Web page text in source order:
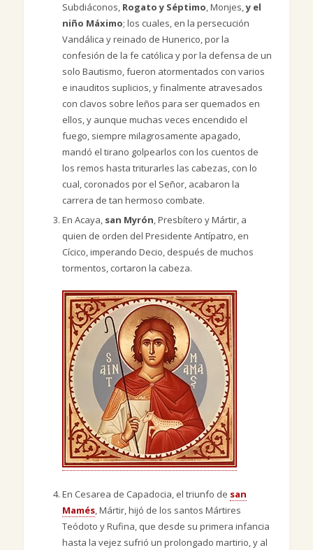
Subdiáconos, Rogato y Séptimo, Monjes,y el
niño Máximo; los cuales, en la persecución
Vandálica y reinado de Hunerico, por la
confesión de la fe católica y por la defensa de un
solo Bautismo, fueron atormentados con varios
e inauditos suplicios, y finalmente atravesados
con clavos sobre leños para ser quemados en
ellos, y aunque muchas veces encendido el
fuego, siempre milagrosamente apagado,
mandó el tirano golpearlos con los cuentos de
los remos hasta triturarles las cabezas, con lo
cual, coronados por el Señor, acabaron la
carrera de tan hermoso combate.
En Acaya, san Myrón, Presbítero y Mártir, a
quien de orden del Presidente Antípatro, en
Cícico, imperando Decio, después de muchos
tormentos, cortaron la cabeza.
En Cesarea de Capadocia, el triunfo de san
Mamés, Mártir, hijó de los santos Mártires
Teódoto y Rufina, que desde su primera infancia
hasta la vejez sufrió un prolongado martirio, y al